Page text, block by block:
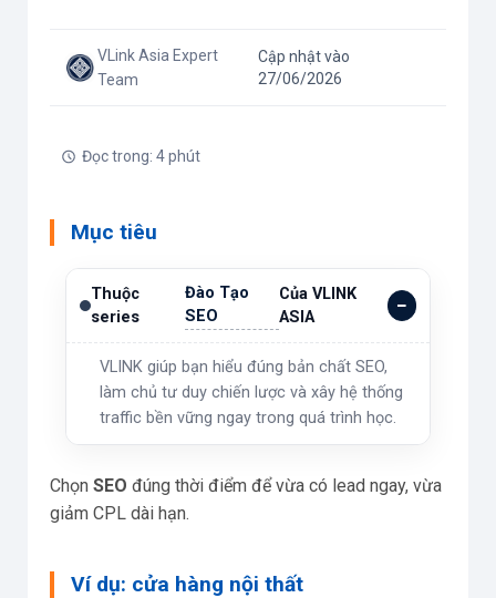
VLink Asia Expert
Team
Cập nhật vào
27/06/2026
Đọc trong: 4 phút
Mục tiêu
Thuộc
series
Đào Tạo
SEO
Của VLINK
ASIA
VLINK giúp bạn hiểu đúng bản chất SEO,
làm chủ tư duy chiến lược và xây hệ thống
traffic bền vững ngay trong quá trình học.
Chọn SEO đúng thời điểm để vừa có lead ngay, vừa
giảm CPL dài hạn.
Ví dụ: cửa hàng nội thất